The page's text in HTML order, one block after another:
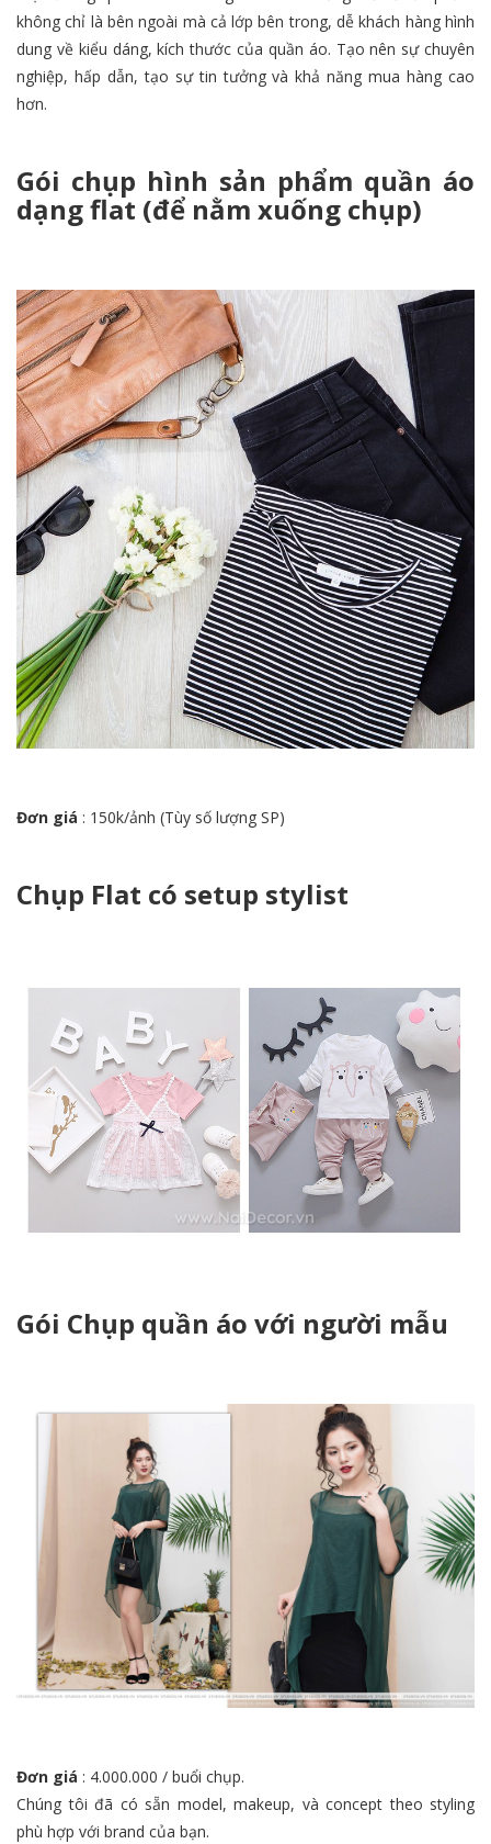
không chỉ là bên ngoài mà cả lớp bên trong, dễ khách hàng hình
dung về kiểu dáng, kích thước của quần áo. Tạo nên sự chuyên
nghiệp, hấp dẫn, tạo sự tin tưởng và khả năng mua hàng cao
hơn.
Gói chụp hình sản phẩm quần áo
dạng flat (để nằm xuống chụp)
Đơn giá : 150k/ảnh (Tùy số lượng SP)
Chụp Flat có setup stylist
Gói Chụp quần áo với người mẫu
Đơn giá : 4.000.000 / buổi chụp.
Chúng tôi đã có sẵn model, makeup, và concept theo styling
phù hợp với brand của bạn.